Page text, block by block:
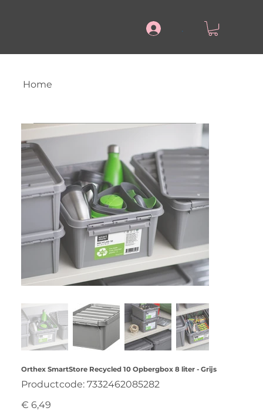
.
Home
Orthex SmartStore Recycled 10 Opbergbox 8 liter - Grijs
Productcode: Productcode
7332462085282
7332462085282
Prijs
€ 6,49